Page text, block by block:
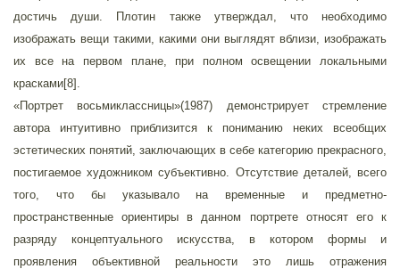
достичь души. Плотин также утверждал, что необходимо
изображать вещи такими, какими они выглядят вблизи, изображать
их все на первом плане, при полном освещении локальными
красками[8].
«Портрет восьмиклассницы»(1987) демонстрирует стремление
автора интуитивно приблизится к пониманию неких всеобщих
эстетических понятий, заключающих в себе категорию прекрасного,
постигаемое художником субъективно. Отсутствие деталей, всего
того, что бы указывало на временные и предметно-
пространственные ориентиры в данном портрете относят его к
разряду концептуального искусства, в котором формы и
проявления объективной реальности это лишь отражения